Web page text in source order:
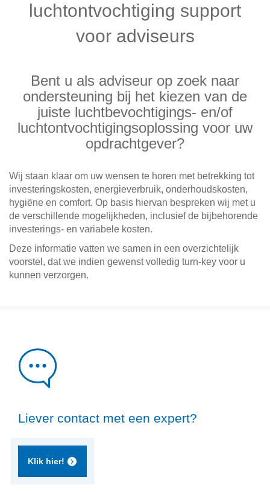
luchtontvochtiging support
voor adviseurs
Bent u als adviseur op zoek naar
ondersteuning bij het kiezen van de
juiste luchtbevochtigings- en/of
luchtontvochtigingsoplossing voor uw
opdrachtgever?
Wij staan klaar om uw wensen te horen met betrekking tot
investeringskosten, energieverbruik, onderhoudskosten,
hygiëne en comfort. Op basis hiervan bespreken wij met u
de verschillende mogelijkheden, inclusief de bijbehorende
investerings- en variabele kosten.
Deze informatie vatten we samen in een overzichtelijk
voorstel, dat we indien gewenst volledig turn-key voor u
kunnen verzorgen.
Liever contact met een expert?
Klik hier!